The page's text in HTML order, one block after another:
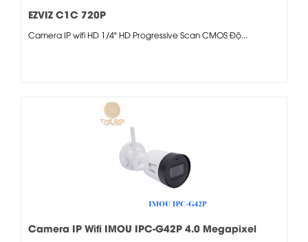
EZVIZ C1C 720P
Camera IP wifi HD 1/4" HD Progressive Scan CMOS Độ...
Camera IP Wifi IMOU IPC-G42P 4.0 Megapixel